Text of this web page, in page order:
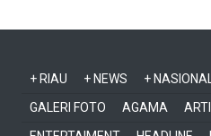
+ RIAU + NEWS + NASIONAL
GALERI FOTO
AGAMA